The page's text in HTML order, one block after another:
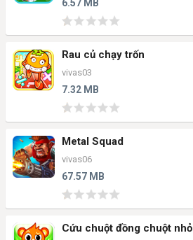
6.57 MB
Rau củ chạy trốn
vivas03
7.32 MB
Metal Squad
vivas06
67.57 MB
Cứu chuột đồng chuột nhỏ